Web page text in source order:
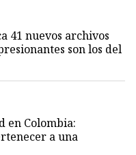
41 nuevos archivos
son los del
en Colombia:
a una